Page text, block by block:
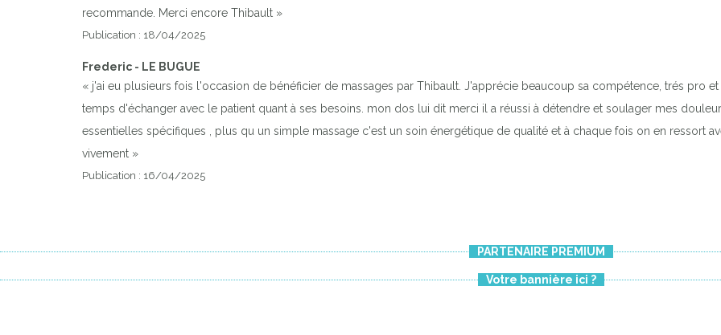
recommande. Merci encore Thibault »
Publication : 18/04/2025
Frederic - LE BUGUE
« j'ai eu plusieurs fois l'occasion de bénéficier de massages par Thibault. J'apprécie beaucoup sa compétence, trés pro
temps d'échanger avec le patient quant à ses besoins. mon dos lui dit merci il a réussi à détendre et soulager mes
essentielles spécifiques , plus qu un simple massage c'est un soin énergétique de qualité et à chaque fois on en ressort
vivement »
Publication : 16/04/2025
PARTENAIRE PREMIUM
Votre bannière ici ?